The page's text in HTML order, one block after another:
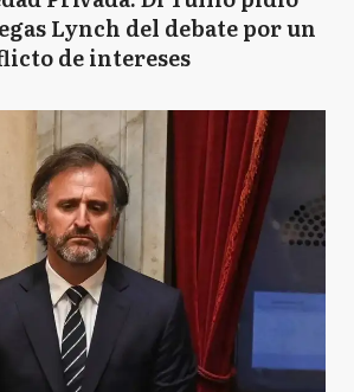
Lynch del debate por un
de intereses